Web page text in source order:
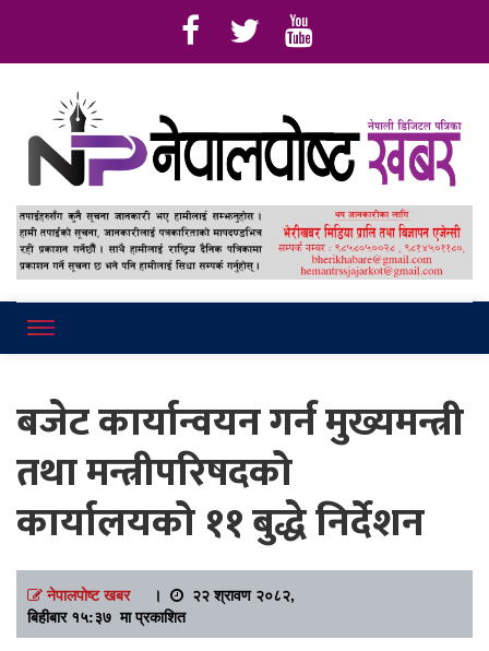
बजेट कार्यान्वयन गर्न मुख्यमन्त्री
तथा मन्त्रीपरिषदको
कार्यालयको ११ बुद्धे निर्देशन
नेपालपोष्ट खबर।
२२ श्रावण २०८२,
बिहीबार १५:३७ मा प्रकाशित